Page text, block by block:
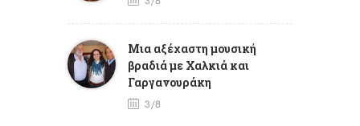
Mια αξέχαστη μουσική
βραδιά με Χαλκιά και
Γαργανουράκη
3/8